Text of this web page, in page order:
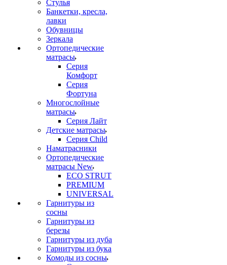
Стулья
Банкетки, кресла,
лавки
Обувницы
Зеркала
Ортопедические
матрасы
Серия
Комфорт
Серия
Фортуна
Многослойные
матрасы
Серия Лайт
Детские матрасы
Серия Child
Наматрасники
Ортопедические
матрасы New
ECO STRUT
PREMIUM
UNIVERSAL
Гарнитуры из
сосны
Гарнитуры из
березы
Гарнитуры из дуба
Гарнитуры из бука
Комоды из сосны